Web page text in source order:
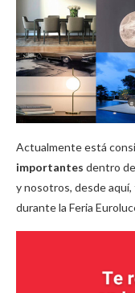
Actualmente está
importantes dentro
y nosotros, desde
durante la Feria